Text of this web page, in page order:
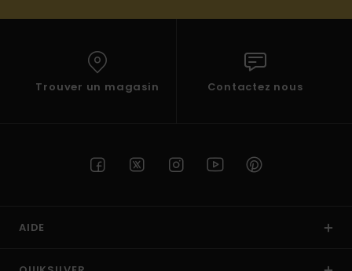
Trouver un magasin Contactez nous
AIDE